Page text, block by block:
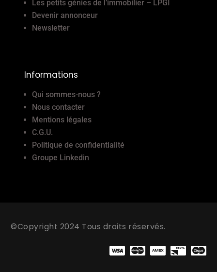
Les petits génies de l’immobilier – LPGI
Devenir annonceur
Newsletter
Informations
Qui sommes-nous ?
Nous contacter
Mentions légales
C.G.U.
Politique de confidentialité
Groupe Linkedin
©Copyright 2024 Tous droits réservés.